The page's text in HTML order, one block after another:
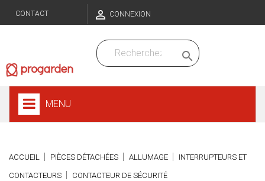
CONTACT  CONNEXION

MENU
ACCUEIL PIÈCES DÉTACHÉES ALLUMAGE INTERRUPTEURS ET
CONTACTEURS CONTACTEUR DE SÉCURITÉ